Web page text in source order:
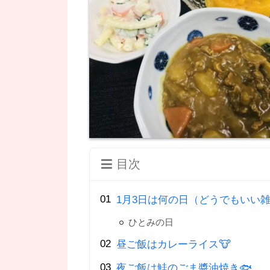
目次
1月3日は何の日（どうでもいい
ひとみの日
昼ご飯はカレーライス🐮